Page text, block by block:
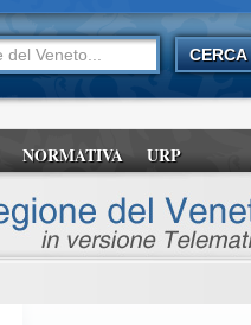
NORMATIVA URP